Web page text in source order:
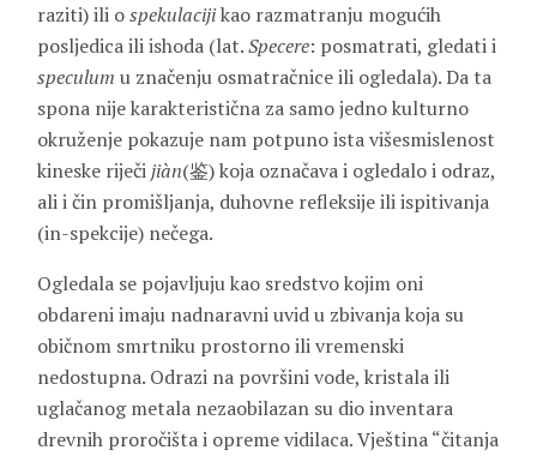
raziti) ili ospekulacijikao razmatranju mogućih
posljedica ili ishoda (lat.Specere: posmatrati, gledati i
speculum u značenju osmatračnice ili ogledala). Da ta
spona nije karakteristična za samo jedno kulturno
okruženje pokazuje nam potpuno ista višesmislenost
kineske riječijiàn(鉴) koja označava i ogledalo i odraz,
ali i čin promišljanja, duhovne refleksije ili ispitivanja
(in-spekcije) nečega.
Ogledala se pojavljuju kao sredstvo kojim oni
obdareni imaju nadnaravni uvid u zbivanja koja su
običnom smrtniku prostorno ili vremenski
nedostupna. Odrazi na površini vode, kristala ili
uglačanog metala nezaobilazan su dio inventara
drevnih proročišta i opreme vidilaca. Vještina “čitanja